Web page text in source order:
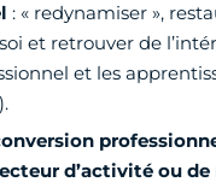
: « redynamiser »,
et retrouver de
et les
d’activité ou